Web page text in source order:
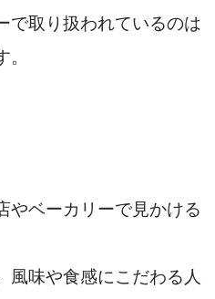
で取り扱われているのは
やベーカリーで見かける
風味や食感にこだわる人